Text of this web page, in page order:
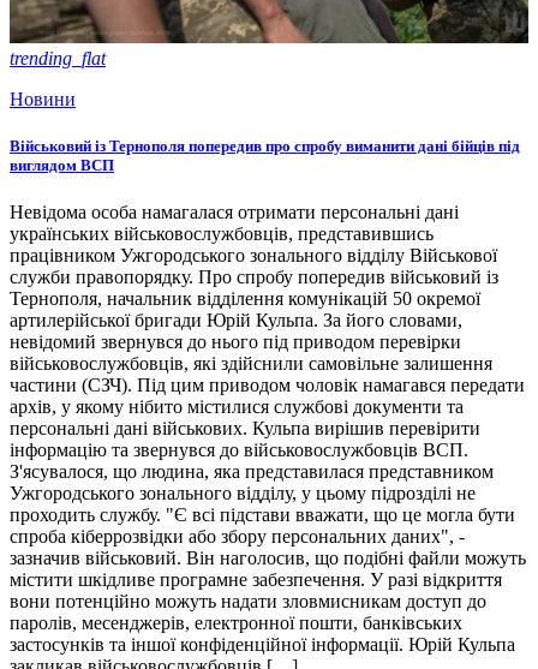
trending_flat
Новини
Військовий із Тернополя попередив про спробу виманити дані бійців під
виглядом ВСП
Невідома особа намагалася отримати персональні дані
українських військовослужбовців, представившись
працівником Ужгородського зонального відділу Військової
служби правопорядку. Про спробу попередив військовий із
Тернополя, начальник відділення комунікацій 50 окремої
артилерійської бригади Юрій Кульпа. За його словами,
невідомий звернувся до нього під приводом перевірки
військовослужбовців, які здійснили самовільне залишення
частини (СЗЧ). Під цим приводом чоловік намагався передати
архів, у якому нібито містилися службові документи та
персональні дані військових. Кульпа вирішив перевірити
інформацію та звернувся до військовослужбовців ВСП.
З'ясувалося, що людина, яка представилася представником
Ужгородського зонального відділу, у цьому підрозділі не
проходить службу. "Є всі підстави вважати, що це могла бути
спроба кіберрозвідки або збору персональних даних", -
зазначив військовий. Він наголосив, що подібні файли можуть
містити шкідливе програмне забезпечення. У разі відкриття
вони потенційно можуть надати зловмисникам доступ до
паролів, месенджерів, електронної пошти, банківських
застосунків та іншої конфіденційної інформації. Юрій Кульпа